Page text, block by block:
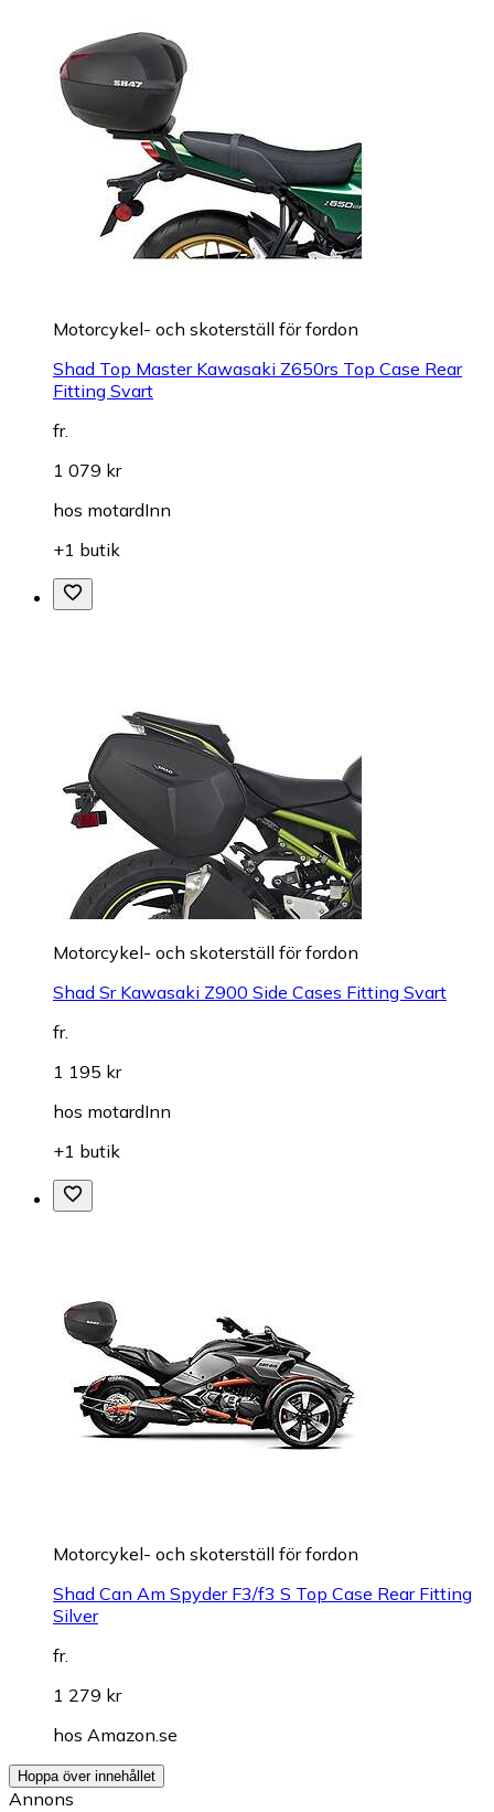
Motorcykel- och skoterställ för fordon
Shad Top Master Kawasaki Z650rs Top Case Rear
Fitting Svart
fr.
1 079 kr
hos motardInn
+1 butik
Motorcykel- och skoterställ för fordon
Shad Sr Kawasaki Z900 Side Cases Fitting Svart
fr.
1 195 kr
hos motardInn
+1 butik
Motorcykel- och skoterställ för fordon
Shad Can Am Spyder F3/f3 S Top Case Rear Fitting
Silver
fr.
1 279 kr
hos Amazon.se
Hoppa över innehållet
Annons